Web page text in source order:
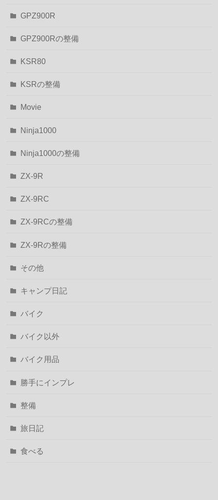
GPZ900R
GPZ900Rの整備
KSR80
KSRの整備
Movie
Ninja1000
Ninja1000の整備
ZX-9R
ZX-9RC
ZX-9RCの整備
ZX-9Rの整備
その他
キャンプ日記
バイク
バイク以外
バイク用品
勝手にインプレ
整備
旅日記
食べる